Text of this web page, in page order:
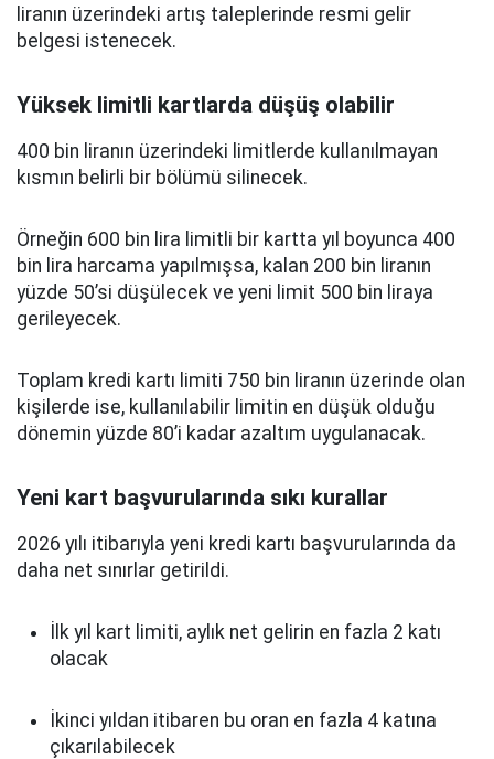
liranın üzerindeki artış taleplerinde resmi gelir
belgesi istenecek.
Yüksek limitli kartlarda düşüş olabilir
400 bin liranın üzerindeki limitlerde kullanılmayan
kısmın belirli bir bölümü silinecek.
Örneğin 600 bin lira limitli bir kartta yıl boyunca 400
bin lira harcama yapılmışsa, kalan 200 bin liranın
yüzde 50’si düşülecek ve yeni limit 500 bin liraya
gerileyecek.
Toplam kredi kartı limiti 750 bin liranın üzerinde olan
kişilerde ise, kullanılabilir limitin en düşük olduğu
dönemin yüzde 80’i kadar azaltım uygulanacak.
Yeni kart başvurularında sıkı kurallar
2026 yılı itibarıyla yeni kredi kartı başvurularında da
daha net sınırlar getirildi.
İlk yıl kart limiti, aylık net gelirin en fazla 2 katı
olacak
İkinci yıldan itibaren bu oran en fazla 4 katına
çıkarılabilecek